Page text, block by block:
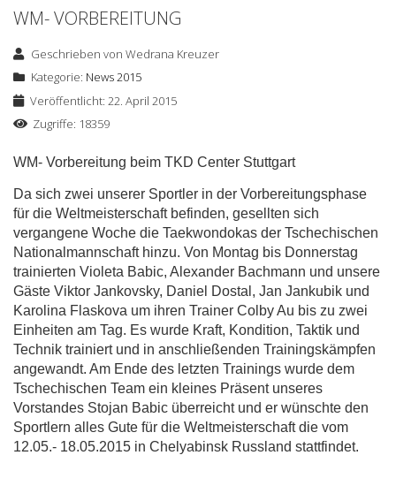
WM- VORBEREITUNG
Geschrieben vonWedrana Kreuzer
Kategorie: News 2015
Veröffentlicht: 22. April 2015
Zugriffe: 18359
WM- Vorbereitung beim TKD Center Stuttgart
Da sich zwei unserer Sportler in der Vorbereitungsphase
für die Weltmeisterschaft befinden, gesellten sich
vergangene Woche die Taekwondokas der Tschechischen
Nationalmannschaft hinzu. Von Montag bis Donnerstag
trainierten Violeta Babic, Alexander Bachmann und unsere
Gäste Viktor Jankovsky, Daniel Dostal, Jan Jankubik und
Karolina Flaskova um ihren Trainer Colby Au bis zu zwei
Einheiten am Tag. Es wurde Kraft, Kondition, Taktik und
Technik trainiert und in anschließenden Trainingskämpfen
angewandt. Am Ende des letzten Trainings wurde dem
Tschechischen Team ein kleines Präsent unseres
Vorstandes Stojan Babic überreicht und er wünschte den
Sportlern alles Gute für die Weltmeisterschaft die vom
12.05.- 18.05.2015 in Chelyabinsk Russland stattfindet.